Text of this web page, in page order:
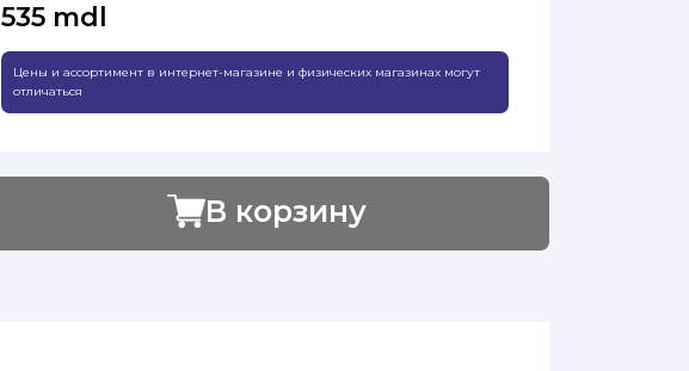
535 mdl
Цены и ассортимент в интернет-магазине и физических магазинах могут
отличаться
В корзину